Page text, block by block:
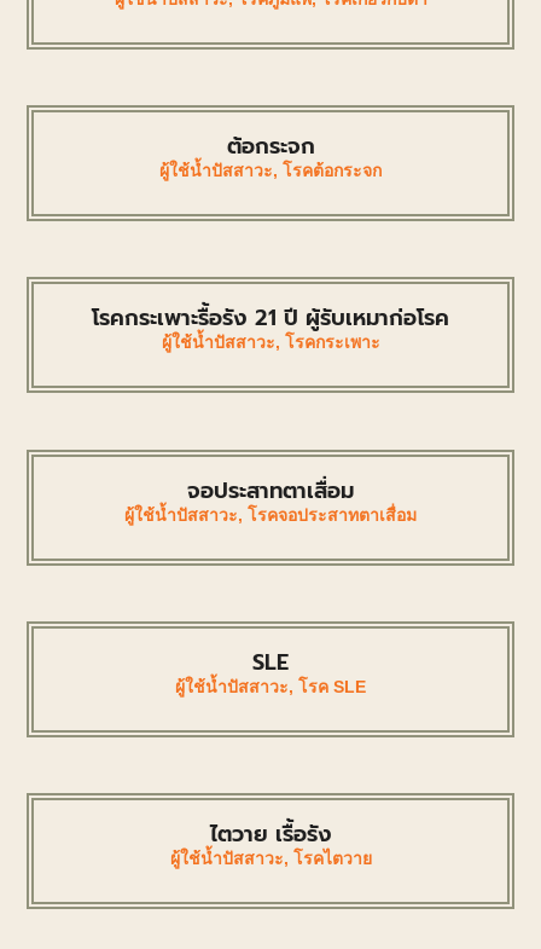
ต้อกระจก
ผู้ใช้น้ำปัสสาวะ, โรคต้อกระจก
โรคกระเพาะรื้อรัง 21 ปี ผู้รับเหมาก่อโรค
ผู้ใช้น้ำปัสสาวะ, โรคกระเพาะ
จอประสาทตาเสื่อม
ผู้ใช้น้ำปัสสาวะ, โรคจอประสาทตาเสื่อม
SLE
ผู้ใช้น้ำปัสสาวะ, โรค SLE
ไตวาย เรื้อรัง
ผู้ใช้น้ำปัสสาวะ, โรคไตวาย